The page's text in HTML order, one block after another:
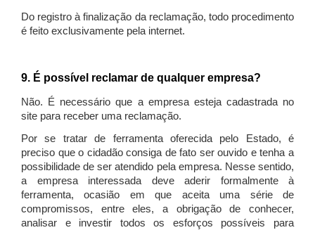
Do registro à finalização da reclamação, todo procedimento
é feito exclusivamente pela internet.
9. É possível reclamar de qualquer empresa?
Não. É necessário que a empresa esteja cadastrada no
site para receber uma reclamação.
Por se tratar de ferramenta oferecida pelo Estado, é
preciso que o cidadão consiga de fato ser ouvido e tenha a
possibilidade de ser atendido pela empresa. Nesse sentido,
a empresa interessada deve aderir formalmente à
ferramenta, ocasião em que aceita uma série de
compromissos, entre eles, a obrigação de conhecer,
analisar e investir todos os esforços possíveis para